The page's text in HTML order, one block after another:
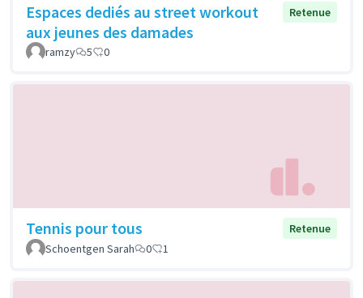
Espaces dediés au street workout
aux jeunes des damades
Retenue
ramzy 5 0
Tennis pour tous
Retenue
Schoentgen Sarah
0 1